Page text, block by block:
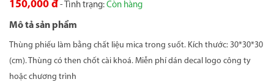
150,000 đ - Tình trạng: Còn hàng
Mô tả sản phẩm
Thùng phiếu làm bằng chất liệu mica trong suốt. Kích thước: 30*30*30
(cm). Thùng có then chốt cài khoá. Miễn phí dán decal logo công ty
hoặc chương trình